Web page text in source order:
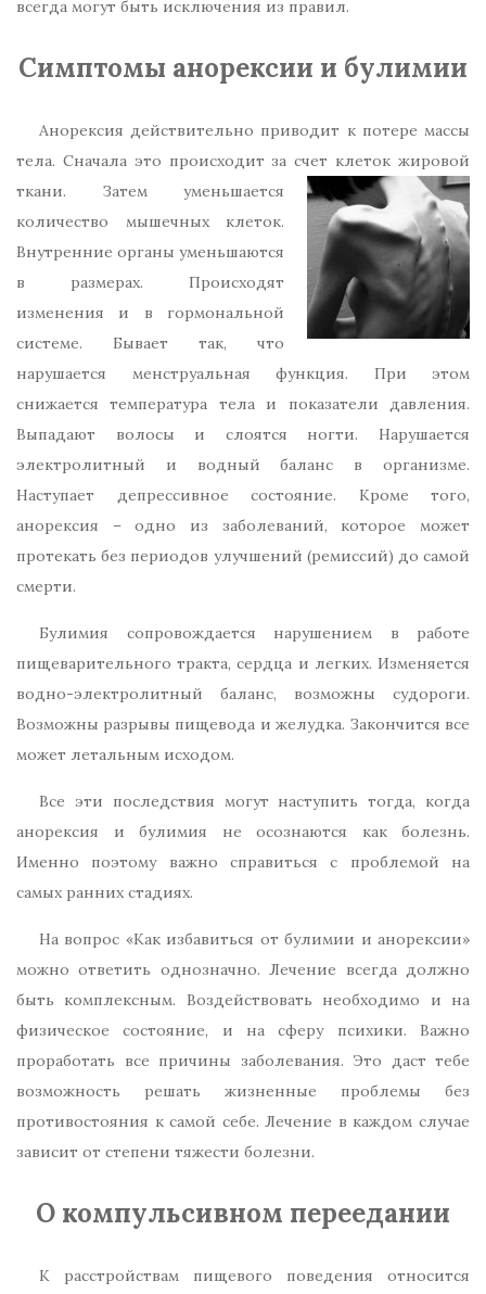
всегда могут быть исключения из правил.
Симптомы анорексии и булимии
Анорексия действительно приводит к потере массы
тела. Сначала это происходит за счет клеток жировой
ткани. Затем уменьшается
количество мышечных клеток.
Внутренние органы уменьшаются
в размерах. Происходят
изменения и в гормональной
системе. Бывает так, что
нарушается менструальная функция. При этом
снижается температура тела и показатели давления.
Выпадают волосы и слоятся ногти. Нарушается
электролитный и водный баланс в организме.
Наступает депрессивное состояние. Кроме того,
анорексия – одно из заболеваний, которое может
протекать без периодов улучшений (ремиссий) до самой
смерти.
Булимия сопровождается нарушением в работе
пищеварительного тракта, сердца и легких. Изменяется
водно-электролитный баланс, возможны судороги.
Возможны разрывы пищевода и желудка. Закончится все
может летальным исходом.
Все эти последствия могут наступить тогда, когда
анорексия и булимия не осознаются как болезнь.
Именно поэтому важно справиться с проблемой на
самых ранних стадиях.
На вопрос «Как избавиться от булимии и анорексии»
можно ответить однозначно. Лечение всегда должно
быть комплексным. Воздействовать необходимо и на
физическое состояние, и на сферу психики. Важно
проработать все причины заболевания. Это даст тебе
возможность решать жизненные проблемы без
противостояния к самой себе. Лечение в каждом случае
зависит от степени тяжести болезни.
О компульсивном переедании
К расстройствам пищевого поведения относится